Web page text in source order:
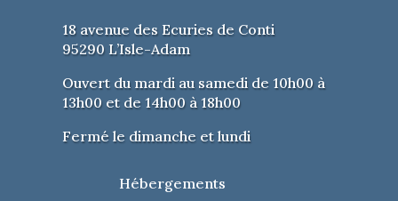
18 avenue des Ecuries de Conti
95290 L’Isle-Adam
Ouvert du mardi au samedi de 10h00 à
13h00 et de 14h00 à 18h00
Fermé le dimanche et lundi
Hébergements